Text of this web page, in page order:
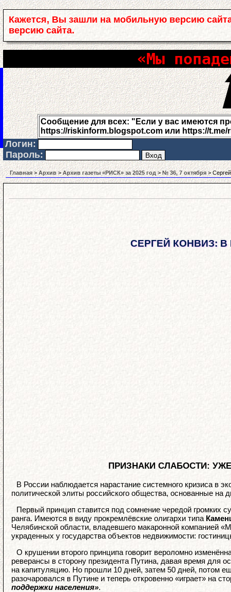
Кажется, Вы зашли на мобильную версию
версию сайта.
«Мы
Сообщение для всех: "Если у вас имеются
https://riskinform.blogspot.com или https://
Логин:
Пароль:
Главная>Архив>Архив газеты «РИСК» за 2025 год>№ 36, 7 октября>
СЕРГЕЙ КОНВИЗ:
ПРИЗНАКИ СЛАБОСТИ:
В России наблюдается нарастание системного кризиса в
политической элиты российского общества, основанные на
Первый принцип ставится под сомнение чередой громких
ранга. Имеются в виду прокремлёвские олигархи типа
Челябинской области, владевшего макаронной компанией
украденных у государства объектов недвижимости:
О крушении второго принципа говорит вероломно
реверансы в сторону президента Путина, давая время для
на капитуляцию. Но прошли 10 дней, затем 50 дней, потом
разочаровался в Путине и теперь откровенно «играет» на
поддержки населения».